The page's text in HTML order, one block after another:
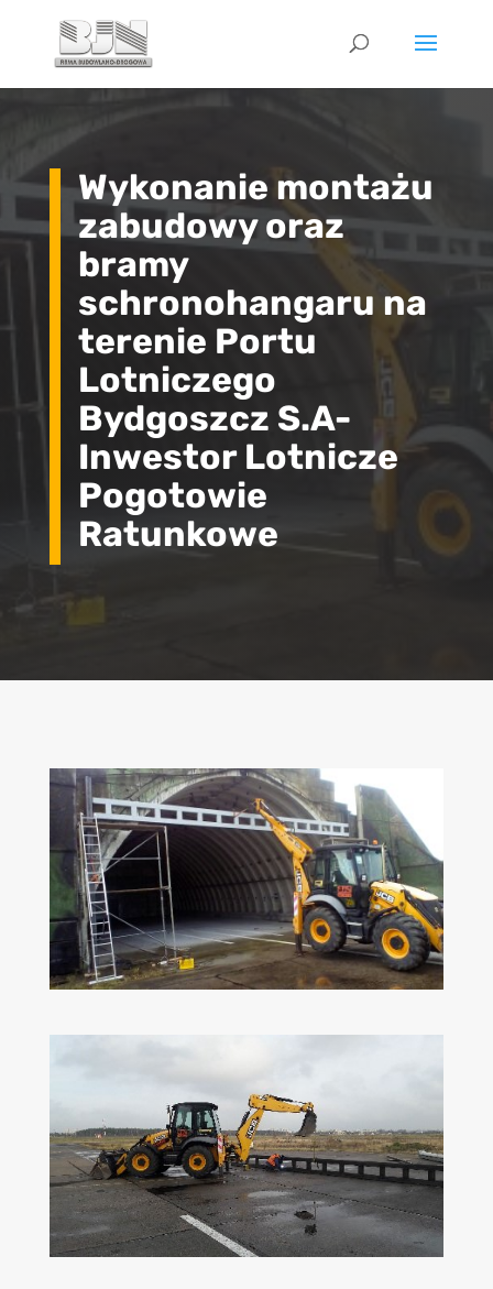
Wykonanie montażu
zabudowy oraz
bramy
schronohangaru na
terenie Portu
Lotniczego
Bydgoszcz S.A-
Inwestor Lotnicze
Pogotowie
Ratunkowe